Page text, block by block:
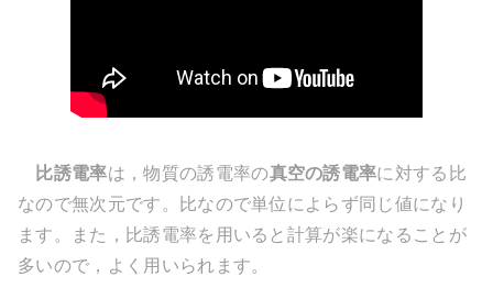
比誘電率は，物質の誘電率の真空の誘電率に対する比
なので無次元です。比なので単位によらず同じ値になり
ます。また，比誘電率を用いると計算が楽になることが
多いので，よく用いられます。